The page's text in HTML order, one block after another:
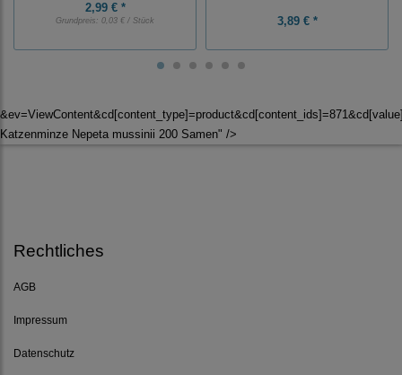
2,99 € *
Grundpreis: 0,03 € / Stück 3,89 € *
Katzenminze Nepeta mussinii 200 Samen" />
Rechtliches
AGB
Impressum
Datenschutz